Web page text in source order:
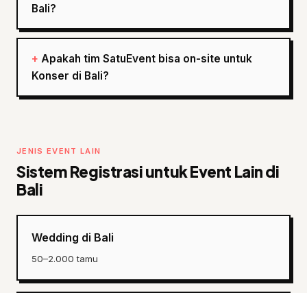
Bali?
Apakah tim SatuEvent bisa on-site untuk
Konser di Bali?
JENIS EVENT LAIN
Sistem Registrasi untuk Event Lain di
Bali
Wedding di Bali
50–2.000 tamu